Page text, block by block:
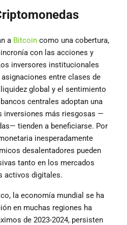
a Bitcoin como una cobertura,
con las acciones y
inversores institucionales
entre clases de
global y el sentimiento
centrales adoptan una
inversiones más riesgosas —
tienden a beneficiarse. Por
inesperadamente
desalentadores pueden
tanto en los mercados
activos digitales.
la economía mundial se ha
en muchas regiones ha
de 2023-2024, persisten